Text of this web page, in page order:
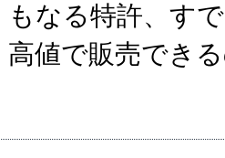
もなる特許、す
高値で販売でき